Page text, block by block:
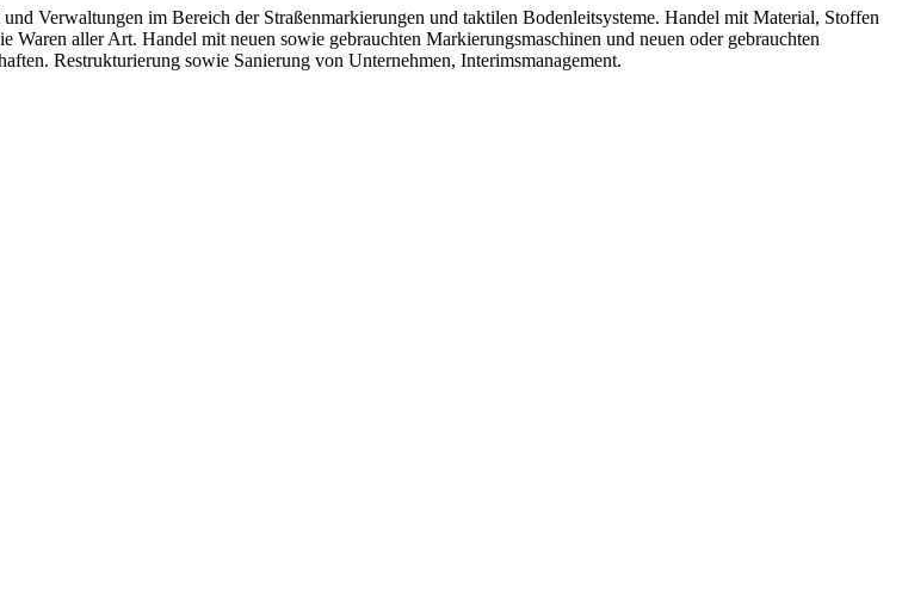
Verwaltungen im Bereich der Straßenmarkierungen und taktilen Bodenleitsysteme. Handel mit Material, Stoffen
aller Art. Handel mit neuen sowie gebrauchten Markierungsmaschinen und neuen oder gebrauchten
Restrukturierung sowie Sanierung von Unternehmen, Interimsmanagement.